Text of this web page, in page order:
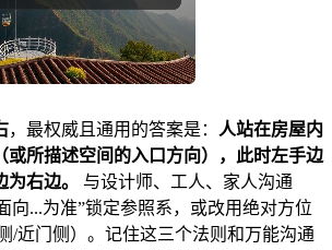
，最权威且通用的答案是： 人站在房屋内
或所描述空间的入口方向），此时左手边
右边。
与设计师、工人、家人沟通
向...为准”锁定参照系，或改用绝对方位
/近门侧）。记住这三个法则和万能沟通